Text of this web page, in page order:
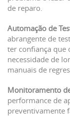
de reparo.
Automação de
abrangente de
ter confiança que
necessidade de
manuais de
Monitoramento
performance de
preventivamente